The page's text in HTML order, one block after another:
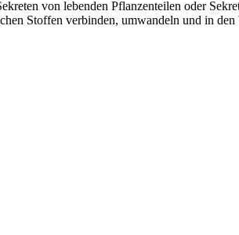
von lebenden Pflanzenteilen oder
Stoffen verbinden, umwandeln und in